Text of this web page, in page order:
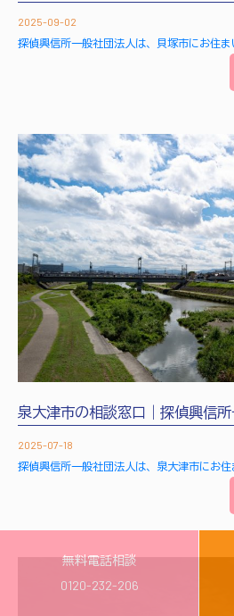
2025-09-02
探偵興信所一般社団法人は、貝塚市にお住
泉大津市の相談窓口｜探偵興信
2025-07-18
探偵興信所一般社団法人は、泉大津市にお
無料電話相談
0120-232-206